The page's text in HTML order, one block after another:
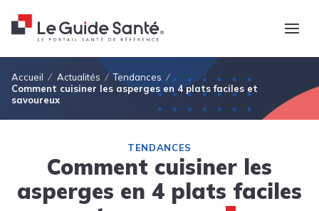
Fil d'Ariane
Accueil Actualités
Tendances
Comment cuisiner les asperges en 4 plats faciles et
savoureux
TENDANCES
Comment cuisiner les
asperges en 4 plats faciles